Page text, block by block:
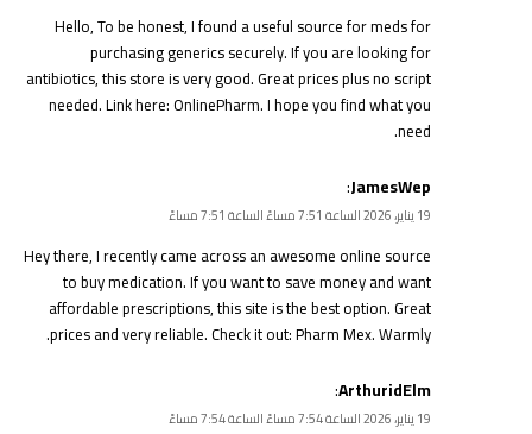
Hello, To be honest, I found a useful source for meds for
purchasing generics securely. If you are looking for
antibiotics, this store is very good. Great prices plus no script
needed. Link here:OnlinePharm. I hope you find what you
need.
JamesWep
:
19 يناير، 2026 الساعة 7:51 مساءً الساعة 7:51 مساءً
Hey there, I recently came across an awesome online source
to buy medication. If you want to save money and want
affordable prescriptions, this site is the best option. Great
prices and very reliable. Check it out:Pharm Mex. Warmly.
ArthuridElm
:
19 يناير، 2026 الساعة 7:54 مساءً الساعة 7:54 مساءً